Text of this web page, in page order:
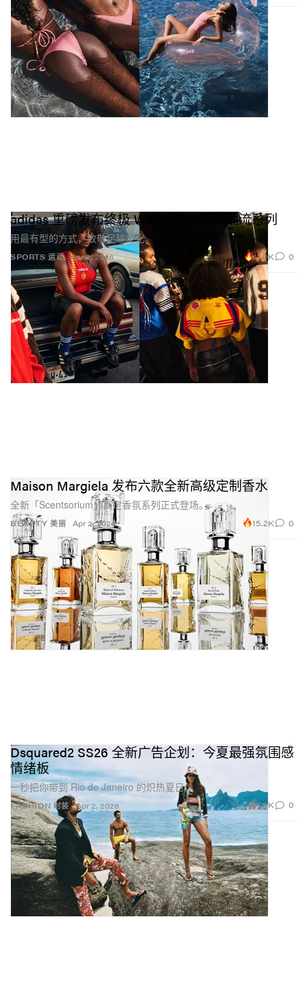
品类，并进一步深化围绕身份、工艺与文化的叙事。同
时，我们也专注于壮大品牌社群，创造的不仅仅是产
品，而是一种真正与我们产生共鸣的整体体验。
SPORTS 运动
adidas 重磅发布终极 World Cup 街头潮流系列
用最有型的方式，致敬足球文化。
Apr 3, 2026 11.0K 0
BEAUTY 美丽
Maison Margiela 发布六款全新高级定制香水
全新「Scentsorium」高定香氛系列正式登场。
Apr 2, 2026 15.2K 0
FASHION 时装
Dsquared2 SS26 全新广告企划：今夏最强氛围感
情绪板
一秒把你带到 Rio de Janeiro 的炽热夏日。
Apr 2, 2026 1.8K 0